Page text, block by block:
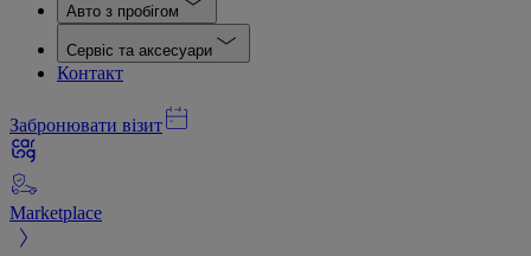
Авто з пробігом
Сервіс та аксесуари
Контакт
Забронювати візит
Marketplace